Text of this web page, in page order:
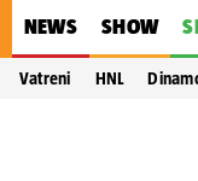
NEWS SHOW
Vatreni HNL